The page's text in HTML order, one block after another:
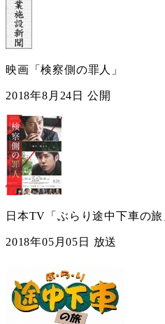
映画「検察側の罪人」
2018年8月24日 公開
日本TV「ぶらり途中下車の旅
2018年05月05日 放送